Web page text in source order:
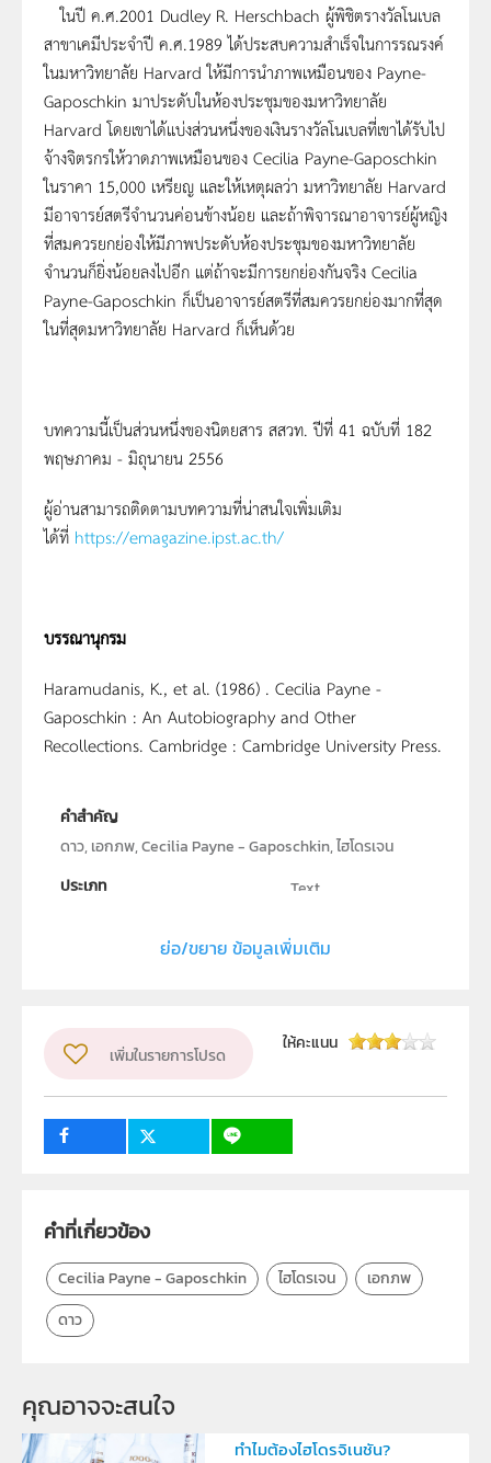
ในปี ค.ศ.2001 Dudley R. Herschbach ผู้พิชิตรางวัลโนเบล
สาขาเคมีประจำปี ค.ศ.1989 ได้ประสบความสำเร็จในการรณรงค์
ในมหาวิทยาลัย Harvard ให้มีการนำภาพเหมือนของ Payne-
Gaposchkin มาประดับในห้องประชุมของมหาวิทยาลัย
Harvard โดยเขาได้แบ่งส่วนหนึ่งของเงินรางวัลโนเบลที่เขาได้รับไป
จ้างจิตรกรให้วาดภาพเหมือนของ Cecilia Payne-Gaposchkin
ในราคา 15,000 เหรียญ และให้เหตุผลว่า มหาวิทยาลัย Harvard
มีอาจารย์สตรีจำนวนค่อนข้างน้อย และถ้าพิจารณาอาจารย์ผู้หญิง
ที่สมควรยกย่องให้มีภาพประดับห้องประชุมของมหาวิทยาลัย
จำนวนก็ยิ่งน้อยลงไปอีก แต่ถ้าจะมีการยกย่องกันจริง Cecilia
Payne-Gaposchkin ก็เป็นอาจารย์สตรีที่สมควรยกย่องมากที่สุด
ในที่สุดมหาวิทยาลัย Harvard ก็เห็นด้วย
บทความนี้เป็นส่วนหนึ่งของนิตยสาร สสวท. ปีที่ 41 ฉบับที่ 182
พฤษภาคม - มิถุนายน 2556
ผู้อ่านสามารถติดตามบทความที่น่าสนใจเพิ่มเติม
ได้ที่ https://emagazine.ipst.ac.th/
บรรณานุกรม
Haramudanis, K., et al. (1986) . Cecilia Payne -
Gaposchkin : An Autobiography and Other
Recollections. Cambridge : Cambridge University Press.
คำสำคัญ
ดาว, เอกภพ, Cecilia Payne - Gaposchkin, ไฮโดรเจน
ประเภท
Text
สถาบันส่งเสริมการสอนวิทยาศาสตร์และเทคโนโลยี (สสวท.)
วิชา
วิทยาศาสตร์ทั่วไป
ม.6
ย่อ/ขยาย ข้อมูลเพิ่มเติม
เพิ่มในรายการโปรด
ให้คะแนน
คำที่เกี่ยวข้อง
Cecilia Payne - Gaposchkin ไฮโดรเจน
เอกภพ
ดาว
คุณอาจจะสนใจ
ทำไมต้องไฮโดรจิเนชัน?